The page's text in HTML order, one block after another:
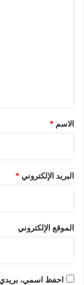
*
الاسم *
البريد الإلكتروني*
الموقع الإلكتروني
احفظ اسمي، بريدي